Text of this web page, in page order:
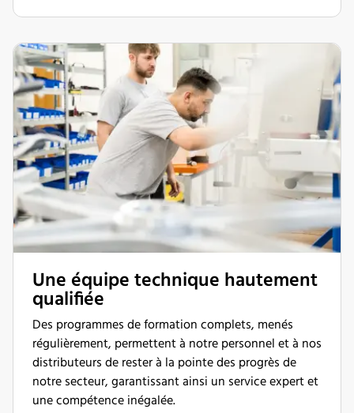
Une équipe technique hautement
qualifiée
Des programmes de formation complets, menés
régulièrement, permettent à notre personnel et à nos
distributeurs de rester à la pointe des progrès de
notre secteur, garantissant ainsi un service expert et
une compétence inégalée.